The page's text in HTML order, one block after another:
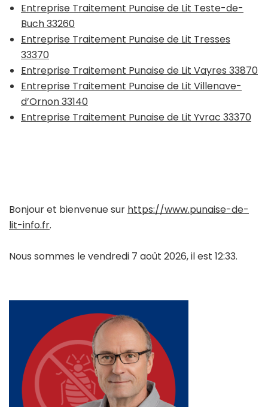
Entreprise Traitement Punaise de Lit Teste-de-
Buch 33260
Entreprise Traitement Punaise de Lit Tresses
33370
Entreprise Traitement Punaise de Lit Vayres 33870
Entreprise Traitement Punaise de Lit Villenave-
d’Ornon 33140
Entreprise Traitement Punaise de Lit Yvrac 33370
Bonjour et bienvenue sur https://www.punaise-de-
lit-info.fr.
Nous sommes le vendredi 7 août 2026, il est 12:33.